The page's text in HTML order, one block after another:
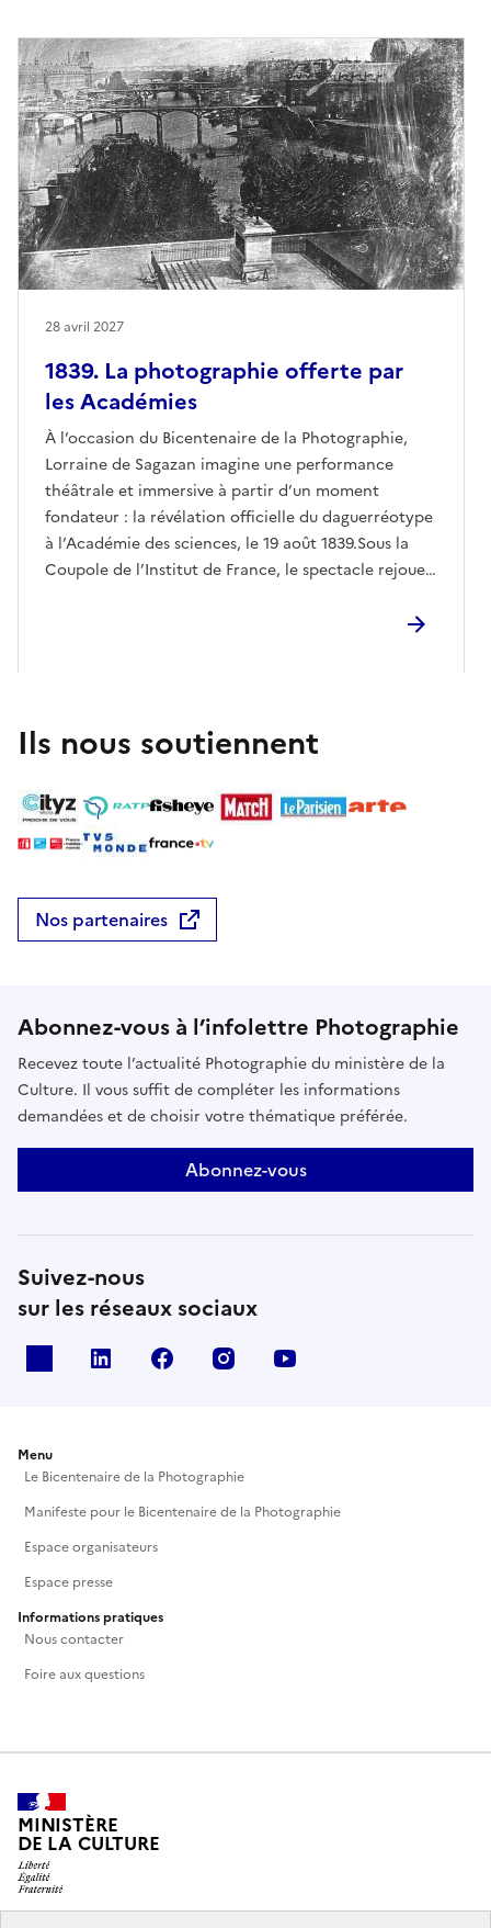
1839. La photographie offerte par
les Académies
À l’occasion du Bicentenaire de la Photographie,
Lorraine de Sagazan imagine une performance
théâtrale et immersive à partir d’un moment
fondateur : la révélation officielle du daguerréotype
à l’Académie des sciences, le 19 août 1839.Sous la
Coupole de l’Institut de France, le spectacle rejoue
l’Académie des sciences, tout en faisant entendre
Fox Talbot, Hippolyte Bayard, Hercule Florence,
ainsi que journalistes, savants, témoins et polémistes
des origines de l’image photographique, cette
création mêle théâtre, archives, projections, sons et
manipulation d’objets. Elle restitue l’effervescence
1839, lorsque la photographie surgit dans l’espace
public comme une promesse de révolution du
Sagazan interroge la fabrication des récits
fondateurs : comment une invention devient-elle un
mythe ? Qui écrit l’histoire ? Qui en disparaît ?
28 avril 2027
Ils nous soutiennent
Nos partenaires
Abonnez-vous à l’infolettre Photographie
Recevez toute l’actualité Photographie du ministère de la
Culture. Il vous suffit de compléter les informations
demandées et de choisir votre thématique préférée.
Abonnez-vous
Suivez-nous
sur les réseaux sociaux
Linkedin Facebook Instagram
Menu
Le Bicentenaire de la Photographie
Manifeste pour le Bicentenaire de la Photographie
Espace organisateurs
Espace presse
Informations pratiques
Nous contacter
Foire aux questions
MINISTÈRE
DE LA CULTURE